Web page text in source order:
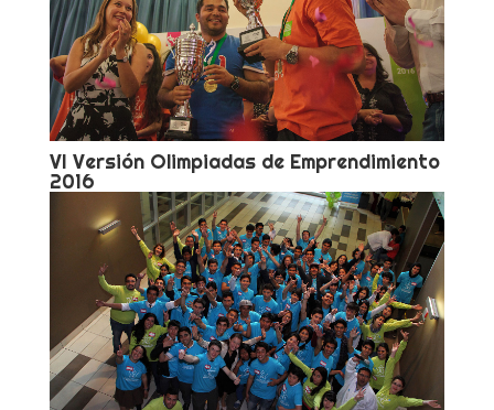
VI Versión Olimpiadas de Emprendimiento
2016